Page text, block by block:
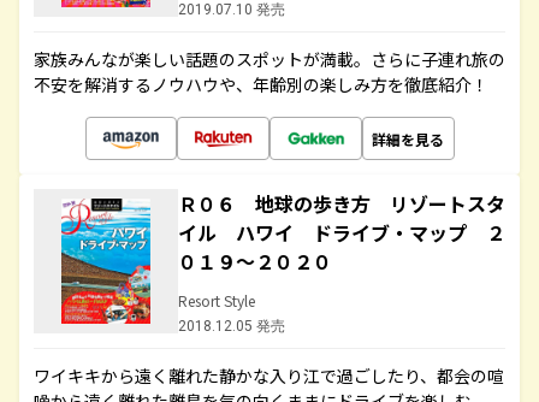
2019.07.10 発売
家族みんなが楽しい話題のスポットが満載。さらに子連れ旅の
不安を解消するノウハウや、年齢別の楽しみ方を徹底紹介！
詳細を見る
Ｒ０６ 地球の歩き方 リゾートスタ
イル ハワイ ドライブ・マップ ２
０１９～２０２０
Resort Style
2018.12.05 発売
ワイキキから遠く離れた静かな入り江で過ごしたり、都会の喧